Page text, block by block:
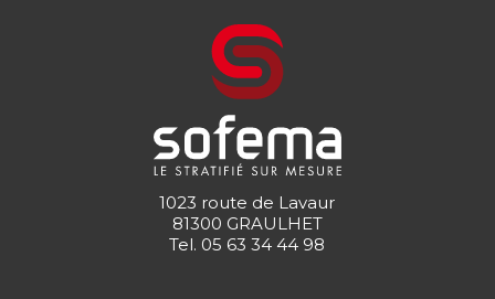
1023 route de Lavaur
81300 GRAULHET
Tel. 05 63 34 44 98